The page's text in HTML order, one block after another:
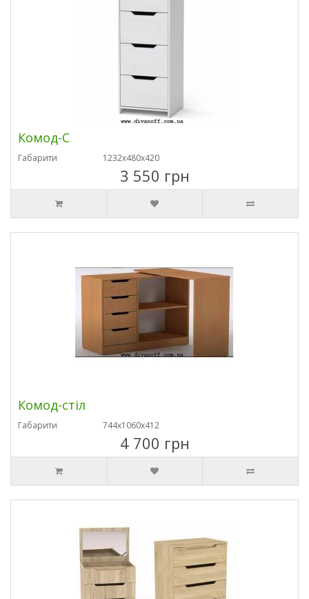
Комод-С
Габарити 1232х480х420
3 550 грн
Комод-стіл
Габарити 744х1060х412
4 700 грн